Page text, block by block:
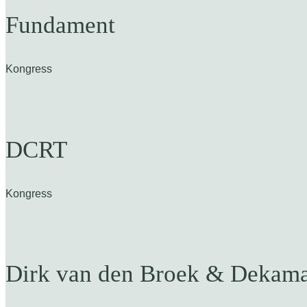
Fundament
Kongress
DCRT
Kongress
Dirk van den Broek &